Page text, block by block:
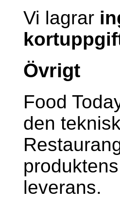
Vi lagrar
Övrigt
Food
den
leverans.